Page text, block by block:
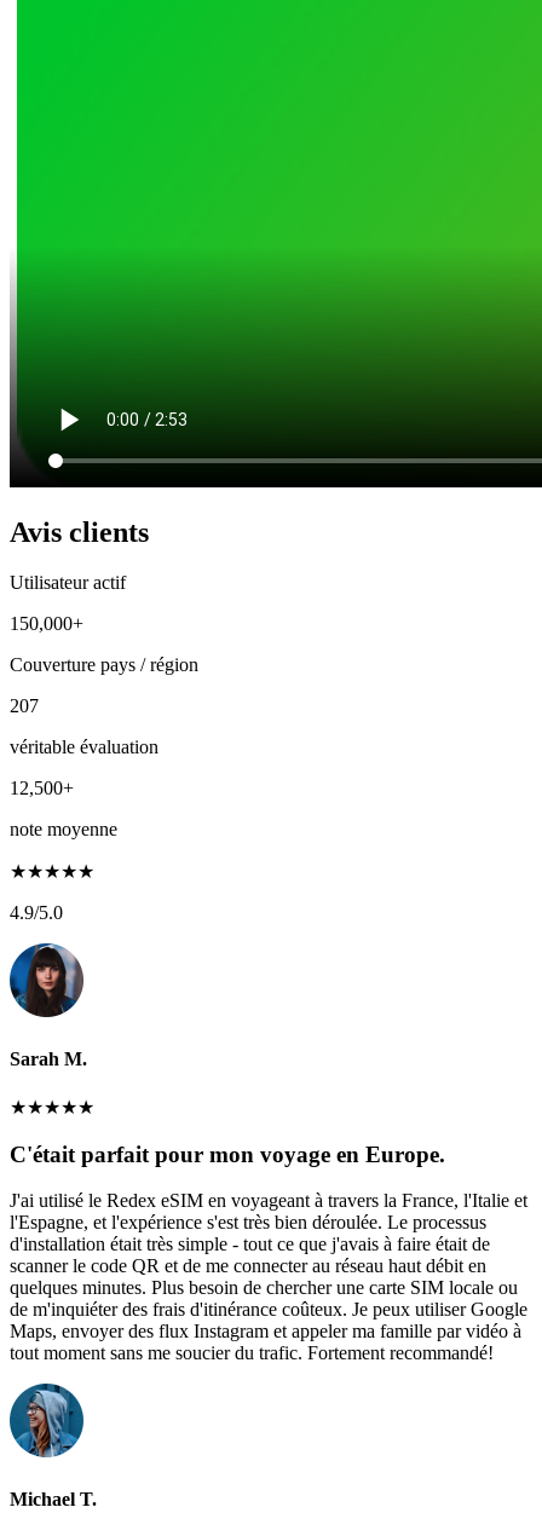
Avis clients
Utilisateur actif
150,000+
Couverture pays / région
207
véritable évaluation
12,500+
note moyenne
★★★★★
4.9/5.0
Sarah M.
★★★★★
C'était parfait pour mon voyage en Europe.
J'ai utilisé le Redex eSIM en voyageant à travers la France, l'Italie et
l'Espagne, et l'expérience s'est très bien déroulée. Le processus
d'installation était très simple - tout ce que j'avais à faire était de
scanner le code QR et de me connecter au réseau haut débit en
quelques minutes. Plus besoin de chercher une carte SIM locale ou
de m'inquiéter des frais d'itinérance coûteux. Je peux utiliser Google
Maps, envoyer des flux Instagram et appeler ma famille par vidéo à
tout moment sans me soucier du trafic. Fortement recommandé!
Michael T.